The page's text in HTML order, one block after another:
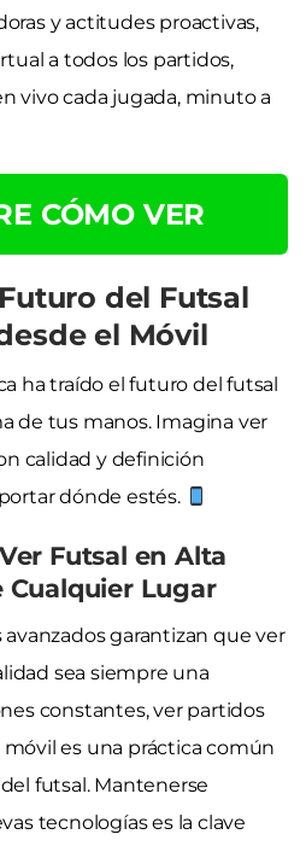
y actitudes proactivas,
a todos los partidos,
vivo cada jugada, minuto a
CÓMO VER
del Futsal
el Móvil
ha traído el futuro del futsal
de tus manos. Imagina ver
calidad y definición
dónde estés.
Futsal en Alta
Lugar
garantizan que ver
sea siempre una
constantes, ver partidos
es una práctica común
futsal. Mantenerse
tecnologías es la clave